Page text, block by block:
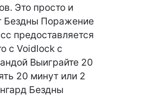
Это просто и
Бездны Поражение
предоставляется
с Voidlock с
Выиграйте 20
20 минут или 2
Бездны